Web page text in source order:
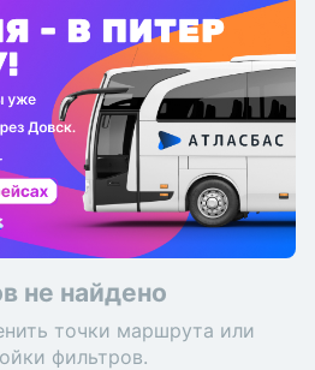
не найдено
точки маршрута или
фильтров.